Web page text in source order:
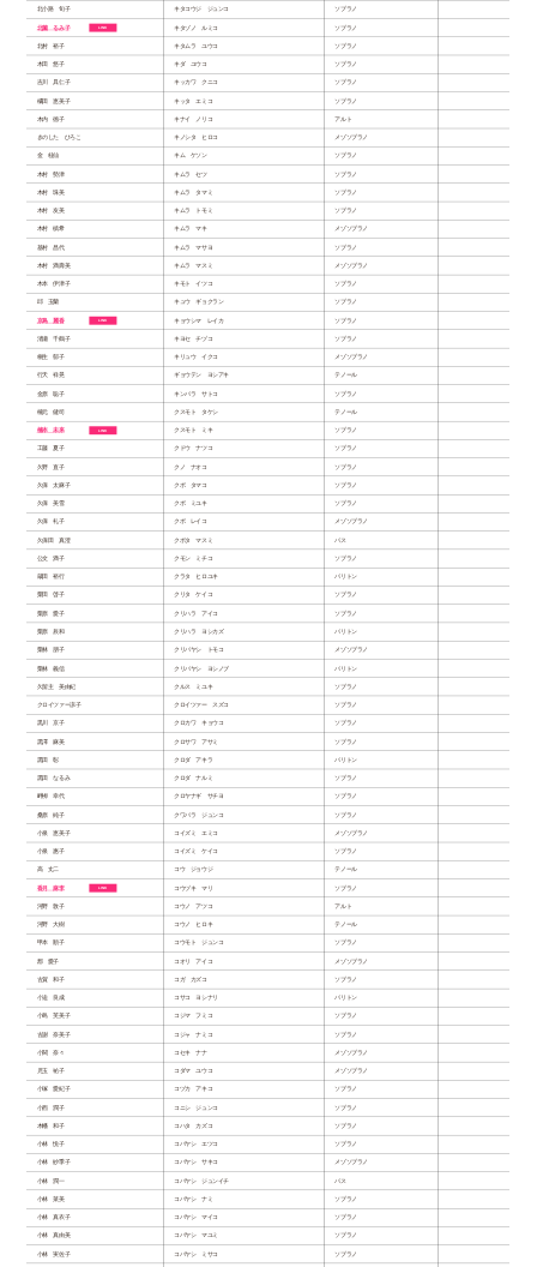
北小路 旬子 キタコウジ ジュンコ ソプラノ
北薗 るみ子 キタゾノ ルミコ ソプラノ
北村 裕子 キタムラ ユウコ ソプラノ
木田 悠子 キダ ユウコ ソプラノ
吉川 具仁子 キッカワ クニコ ソプラノ
橘田 恵美子 キッタ エミコ ソプラノ
木内 德子 キナイ ノリコ アルト
きのした ひろこ キノシタ ヒロコ メゾソプラノ
金 桂仙 キム ケソン ソプラノ
木村 勢津 キムラ セツ ソプラノ
木村 珠美 キムラ タマミ ソプラノ
木村 友美 キムラ トモミ ソプラノ
木村 槙希 キムラ マキ メゾソプラノ
基村 昌代 キムラ マサヨ ソプラノ
木村 満壽美 キムラ マスミ メゾソプラノ
木本 伊津子 キモト イツコ ソプラノ
邱 玉蘭 キュウ ギョクラン ソプラノ
京島 麗香 キョウシマ レイカ ソプラノ
清瀬 千鶴子 キヨセ チヅコ ソプラノ
桐生 郁子 キリュウ イクコ メゾソプラノ
行天 祥晃 ギョウテン ヨシアキ テノール
金原 聡子 キンバラ サトコ ソプラノ
楠元 健司 クスモト タケシ テノール
楠本 未来 クスモト ミキ ソプラノ
工藤 夏子 クドウ ナツコ ソプラノ
久野 直子 クノ ナオコ ソプラノ
久保 太麻子 クボ タマコ ソプラノ
久保 美雪 クボ ミユキ ソプラノ
久保 礼子 クボ レイコ メゾソプラノ
久保田 真澄 クボタ マスミ バス
公文 満子 クモン ミチコ ソプラノ
蔵田 裕行 クラタ ヒロユキ バリトン
栗田 啓子 クリタ ケイコ ソプラノ
栗原 愛子 クリハラ アイコ ソプラノ
栗原 辰和 クリハラ ヨシカズ バリトン
栗林 朋子 クリバヤシ トモコ メゾソプラノ
栗林 義信 クリバヤシ ヨシノブ バリトン
久留主 美由紀 クルス ミユキ ソプラノ
クロイツァー凉子 クロイツァー スズコ ソプラノ
黒川 京子 クロカワ キョウコ ソプラノ
黒澤 麻美 クロサワ アサミ ソプラノ
黒田 彰 クロダ アキラ バリトン
黒田 なるみ クロダ ナルミ ソプラノ
畔栁 幸代 クロヤナギ サチヨ ソプラノ
桑原 純子 クワバラ ジュンコ ソプラノ
小泉 恵美子 コイズミ エミコ メゾソプラノ
小泉 惠子 コイズミ ケイコ ソプラノ
高 丈二 コウ ジョウジ テノール
香月 麻李 コウヅキ マリ ソプラノ
河野 敦子 コウノ アツコ アルト
河野 大樹 コウノ ヒロキ テノール
甲本 順子 コウモト ジュンコ ソプラノ
郡 愛子 コオリ アイコ メゾソプラノ
古賀 和子 コガ カズコ ソプラノ
小迫 良成 コサコ ヨシナリ バリトン
小島 芙美子 コジマ フミコ ソプラノ
古謝 奈美子 コジャ ナミコ ソプラノ
小関 奈々 コセキ ナナ メゾソプラノ
児玉 祐子 コダマ ユウコ メゾソプラノ
小塚 愛紀子 コヅカ アキコ ソプラノ
小西 潤子 コニシ ジュンコ ソプラノ
木幡 和子 コハタ カズコ ソプラノ
小林 悦子 コバヤシ エツコ ソプラノ
小林 紗季子 コバヤシ サキコ メゾソプラノ
小林 潤一 コバヤシ ジュンイチ バス
小林 菜美 コバヤシ ナミ ソプラノ
小林 真衣子 コバヤシ マイコ ソプラノ
小林 真由美 コバヤシ マユミ ソプラノ
小林 実佐子 コバヤシ ミサコ ソプラノ